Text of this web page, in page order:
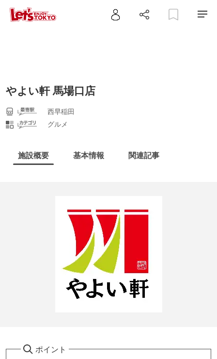
やよい軒 馬場口店
西早稲田
グルメ
施設概要 基本情報 関連記事
ポイント